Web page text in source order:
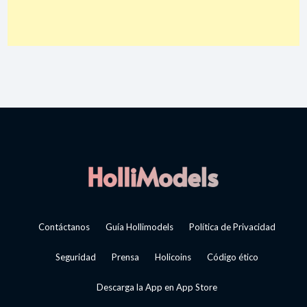
Contáctanos Guía Hollimodels Política de Privacidad
Seguridad Prensa Holicoins Código ético
Descarga la App en App Store